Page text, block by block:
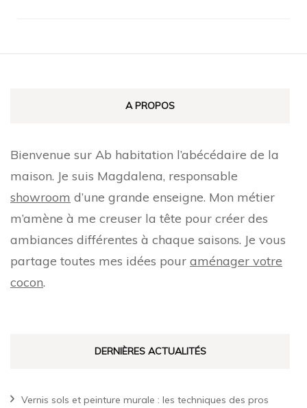
A PROPOS
Bienvenue sur Ab habitation l’abécédaire de la
maison. Je suis Magdalena, responsable
showroom d’une grande enseigne. Mon métier
m’amène à me creuser la tête pour créer des
ambiances différentes à chaque saisons. Je vous
partage toutes mes idées pour aménager votre
cocon.
DERNIÈRES ACTUALITÉS
Vernis sols et peinture murale : les techniques des pros